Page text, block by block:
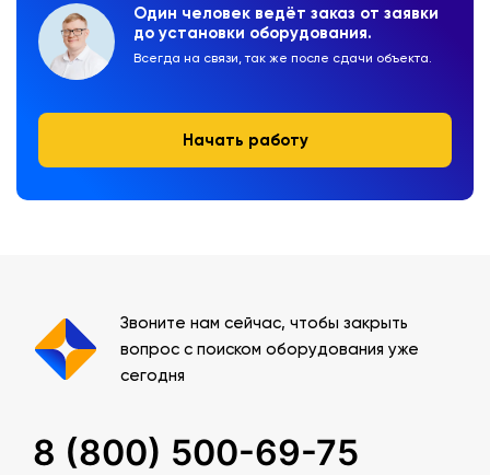
Один человек ведёт заказ от заявки
до установки оборудования.
Всегда на связи, так же после сдачи объекта.
Начать работу
Звоните нам сейчас, чтобы закрыть
вопрос с поиском оборудования уже
сегодня
8 (800) 500-69-75